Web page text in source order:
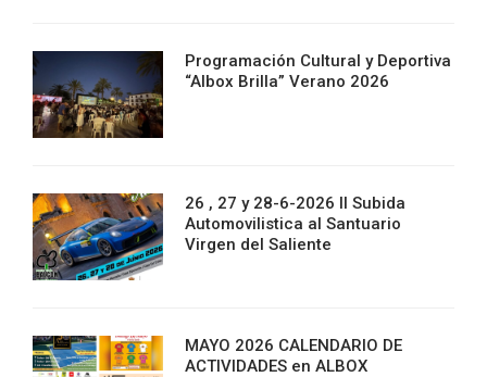
Programación Cultural y Deportiva
“Albox Brilla” Verano 2026
26 , 27 y 28-6-2026 II Subida
Automovilistica al Santuario
Virgen del Saliente
MAYO 2026 CALENDARIO DE
ACTIVIDADES en ALBOX